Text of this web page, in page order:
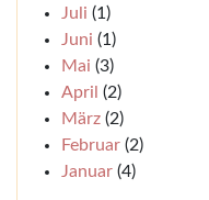
Juli (1)
Juni (1)
Mai (3)
April (2)
März (2)
Februar (2)
Januar (4)